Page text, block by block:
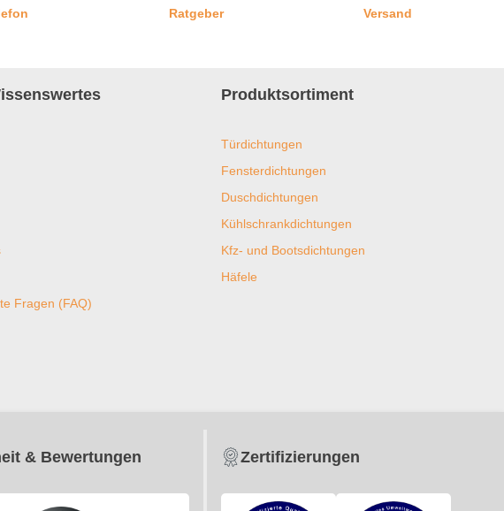
Ratgeber Versand
Fragen (FAQ)
Produktsortiment
Türdichtungen
Fensterdichtungen
Duschdichtungen
Kühlschrankdichtungen
Kfz- und Bootsdichtungen
Häfele
& Bewertungen Zertifizierungen